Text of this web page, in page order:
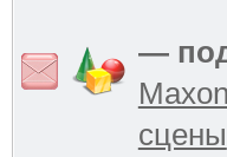
—
сцены